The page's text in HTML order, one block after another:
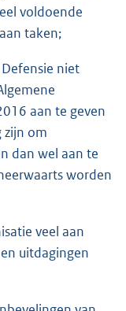
voldoende
taken;
niet
aan te geven
zijn om
dan wel aan te
worden
veel aan
uitdagingen